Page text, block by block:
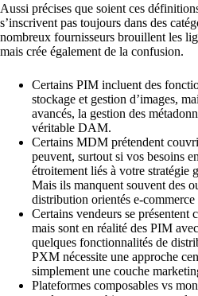
Aussi précises que soient ces
s’inscrivent pas toujours dans des
nombreux fournisseurs brouillent les
mais crée également de la confusion.
Certains PIM incluent des
stockage et gestion d’images,
avancés, la gestion des
véritable DAM.
Certains MDM prétendent
peuvent, surtout si vos besoins
étroitement liés à votre stratégie
Mais ils manquent souvent des
distribution orientés e-
Certains vendeurs se
mais sont en réalité des PIM
quelques fonctionnalités de
PXM nécessite une approche
simplement une couche
Plateformes composables vs